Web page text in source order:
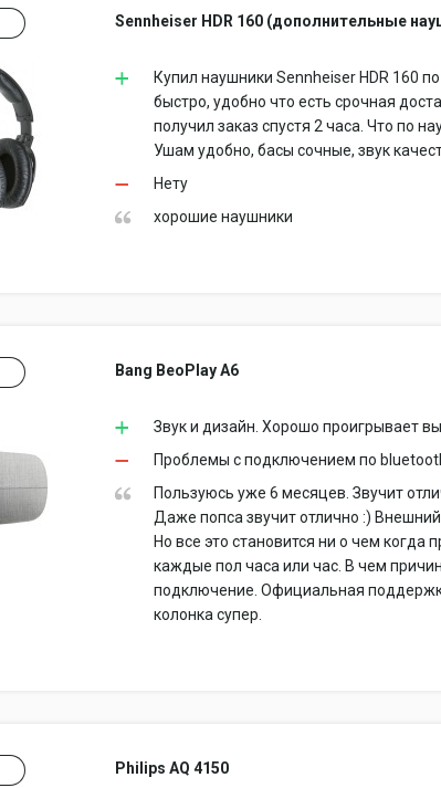
Sennheiser HDR 160 (дополнительные
Купил наушники Sennheiser HDR 160
быстро, удобно что есть срочная
получил заказ спустя 2 часа. Что по
Ушам удобно, басы сочные, звук
Нету
хорошие наушники
Bang BeoPlay A6
Звук и дизайн. Хорошо проигрывает
Проблемы с подключением по
Пользуюсь уже 6 месяцев. Звучит
Даже попса звучит отлично :)
Но все это становится ни о чем
каждые пол часа или час. В чем
подключение. Официальная
колонка супер.
Philips AQ 4150